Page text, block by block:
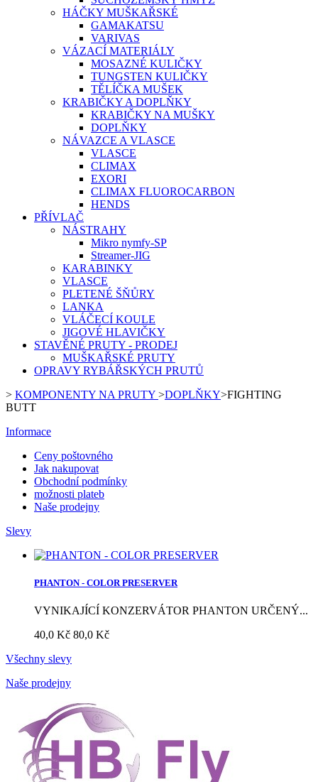
HÁČKY MUŠKAŘSKÉ
GAMAKATSU
VARIVAS
VÁZACÍ MATERIÁLY
MOSAZNÉ KULIČKY
TUNGSTEN KULIČKY
TĚLÍČKA MUŠEK
KRABIČKY A DOPLŇKY
KRABIČKY NA MUŠKY
DOPLŇKY
NÁVAZCE A VLASCE
VLASCE
CLIMAX
EXORI
CLIMAX FLUOROCARBON
HENDS
PŘÍVLAČ
NÁSTRAHY
Mikro nymfy-SP
Streamer-JIG
KARABINKY
VLASCE
PLETENÉ ŠŇŮRY
LANKA
VLÁČECÍ KOULE
JIGOVÉ HLAVIČKY
STAVĚNÉ PRUTY - PRODEJ
MUŠKAŘSKÉ PRUTY
OPRAVY RYBÁŘSKÝCH PRUTŮ
> KOMPONENTY NA PRUTY >DOPLŇKY>FIGHTING
BUTT
Informace
Ceny poštovného
Jak nakupovat
Obchodní podmínky
možnosti plateb
Naše prodejny
Slevy
PHANTON - COLOR PRESERVER
VYNIKAJÍCÍ KONZERVÁTOR PHANTON URČENÝ...
40,0 Kč 80,0 Kč
Všechny slevy
Naše prodejny